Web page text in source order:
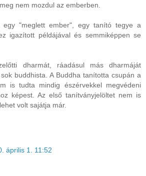
nem mozdul az emberben.
egy "meglett ember", egy tanító tegye a
igazított példájával és semmiképpen se
dharmát, ráadásul más dharmáját
buddhista. A Buddha tanította csupán a
is tudta mindig észérvekkel megvédeni
képest. Az első tanítványjelöltet nem is
volt sajátja már.
április 1. 11:52